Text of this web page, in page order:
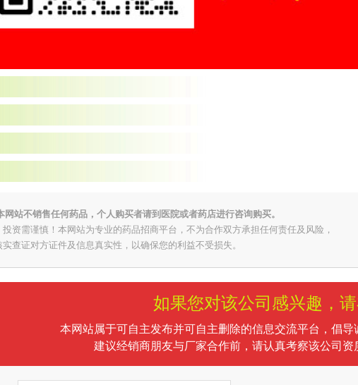
网站不销售任何药品，个人购买者请到医院或者药店进行咨询购买。
资需谨慎！本网站为专业的药品招商平台，不为合作双方承担任何责任及风险，
查证对方证件及信息真实性，以确保您的利益不受损失。
如果您对该公司感兴趣，
本网站属于可自主发布并可自主删除的信息交流平台，倡导
建议经销商朋友与厂家合作前，请认真考察该公司资